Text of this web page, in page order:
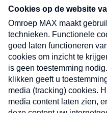
SERVICE
Over Omroep MAX
MAX Vandaag
MAX Meldpunt
Pers
Contact
Algemene voorwaarden